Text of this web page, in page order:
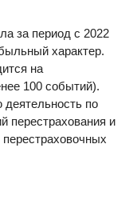
за период с 2022
характер.
на
100 событий).
деятельность по
перестрахования и